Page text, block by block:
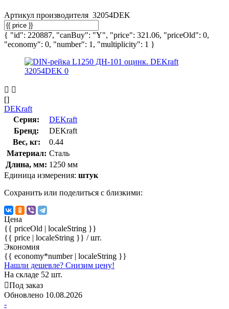
Артикул производителя 32054DEK
{ "id": 220887, "canBuy": "Y", "price": 321.06, "priceOld": 0,
"economy": 0, "number": 1, "multiplicity": 1 }
[]
DEKraft
Серия:
DEKraft
Бренд:
DEKraft
Вес, кг:
0.44
Материал: Сталь
Длина, мм: 1250 мм
Единица измерения: штук
Сохранить или поделиться с близкими:
Цена
{{ priceOld | localeString }}
{{ price | localeString }} / шт.
Экономия
{{ economy*number | localeString }}
Нашли дешевле? Снизим цену!
На складе 52 шт.
Под заказ
Обновлено 10.08.2026
-